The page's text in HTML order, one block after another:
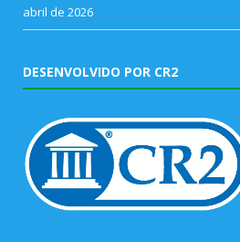
abril de 2026
DESENVOLVIDO POR CR2